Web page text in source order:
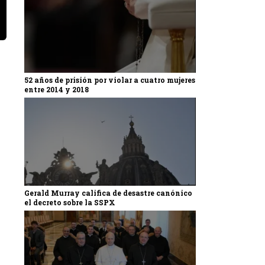
52 años de prisión por violar a cuatro mujeres
entre 2014 y 2018
Gerald Murray califica de desastre canónico
el decreto sobre la SSPX